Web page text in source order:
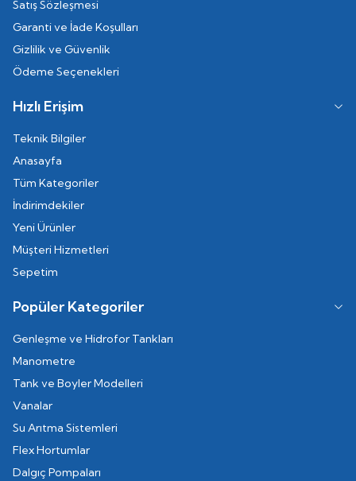
Satış Sözleşmesi
Garanti ve İade Koşulları
Gizlilik ve Güvenlik
Ödeme Seçenekleri
Hızlı Erişim
Teknik Bilgiler
Anasayfa
Tüm Kategoriler
İndirimdekiler
Yeni Ürünler
Müşteri Hizmetleri
Sepetim
Popüler Kategoriler
Genleşme ve Hidrofor Tankları
Manometre
Tank ve Boyler Modelleri
Vanalar
Su Arıtma Sistemleri
Flex Hortumlar
Dalgıç Pompaları